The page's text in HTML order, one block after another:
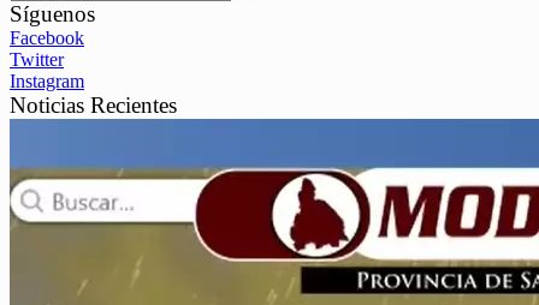
Síguenos
Facebook
Twitter
Instagram
Noticias Recientes